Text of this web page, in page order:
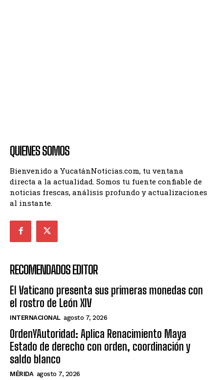
QUIENES SOMOS
Bienvenido a YucatánNoticias.com, tu ventana
directa a la actualidad. Somos tu fuente confiable de
noticias frescas, análisis profundo y actualizaciones
al instante.
RECOMENDADOS EDITOR
El Vaticano presenta sus primeras monedas con
el rostro de León XIV
INTERNACIONAL agosto 7, 2026
OrdenYAutoridad: Aplica Renacimiento Maya
Estado de derecho con orden, coordinación y
saldo blanco
MÉRIDA agosto 7, 2026